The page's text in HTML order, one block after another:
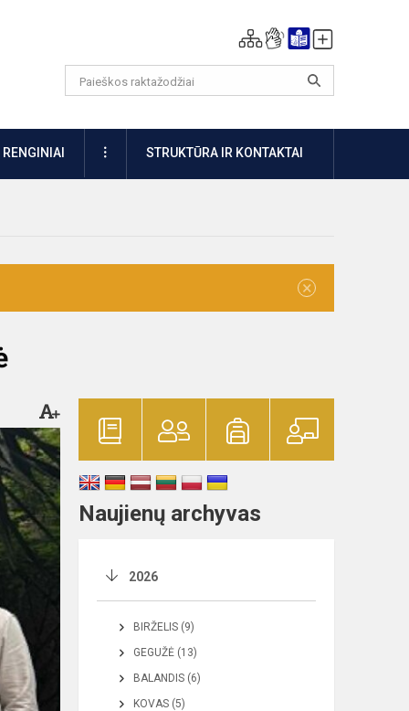
RENGINIAI DAUGIAUSTRUKTŪRA IR KONTAKTAI
×
Naujienų archyvas
2026
BIRŽELIS (9)
GEGUŽĖ (13)
BALANDIS (6)
KOVAS (5)